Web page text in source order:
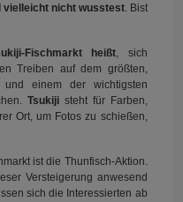
vielleicht nicht wusstest. Bist
Fischmarkt heißt, sich
Treiben auf dem größten,
und einem der wichtigsten
Tsukijisteht für Farben,
Ort, um Fotos zu schießen,
ist die Thunfisch-Aktion.
Versteigerung anwesend
sich die Interessierten ab